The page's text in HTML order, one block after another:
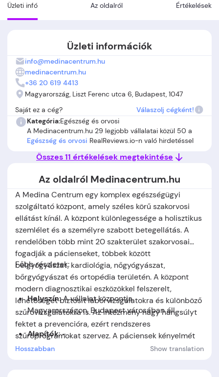
Üzleti infó Az oldalról Értékelések
Üzleti információk
info@medinacentrum.hu
medinacentrum.hu
+36 20 619 4413
Magyarország, Liszt Ferenc utca 6, Budapest, 1047
Saját ez a cég?
Válaszolj cégként!
Kategória:Egészség és orvosi
A Medinacentrum.hu 29 legjobb vállalatai közül 50 a
Egészség és orvosi RealReviews.io-n való hirdetéssel
Összes 11 értékelések megtekintése
Az oldalról Medinacentrum.hu
A Medina Centrum egy komplex egészségügyi
szolgáltató központ, amely széles körű szakorvosi
ellátást kínál. A központ különlegessége a holisztikus
szemlélet és a személyre szabott betegellátás. A
rendelőben több mint 20 szakterület szakorvosai
fogadják a pácienseket, többek között
belgyógyászat, kardiológia, nőgyógyászat,
bőrgyógyászat és ortopédia területén. A központ
modern diagnosztikai eszközökkel felszerelt,
lehetőséget biztosít laborvizsgálatokra és különböző
szűrővizsgálatokra is. Az intézmény nagy hangsúlyt
fektet a prevencióra, ezért rendszeres
szűrőprogramokat szervez. A páciensek kényelmét
szolgálja az online időpontfoglalási rendszer és a
Főbb részletek:
Helyszín:A vállalat központja
Magyarországon, Budapest városában áll.
Alapítók: -
Hosszabban Show translation